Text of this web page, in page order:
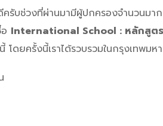
งที่ผ่านมามีผู้ปกครองจำนวนมากต้
International School : หลักสู
โดยครั้งนี้เราได้รวบรวมในกรุงเทพ